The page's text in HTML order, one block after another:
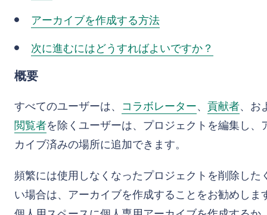
アーカイブを作成する方法
次に進むにはどうすればよいですか？
概要
すべてのユーザーは、 コラボレーター、 貢献者、お
閲覧者を除くユーザーは、プロジェクトを編集し、
カイブ済みの場所に追加できます。
頻繁には使用しなくなったプロジェクトを削除した
い場合は、アーカイブを作成することをお勧めしま